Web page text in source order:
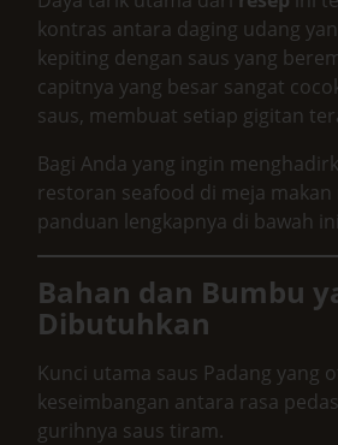
kontras antara daging udang
kepiting dengan saus yang
capitnya yang besar sangat
saus, membuat setiap gigitan
Bagi Anda yang ingin
restoran seafood di meja
panduan lengkapnya di bawah
Bahan dan Bumbu
Dibutuhkan
Kunci utama saus Padang yang
keseimbangan antara rasa
gurihnya saus tiram.